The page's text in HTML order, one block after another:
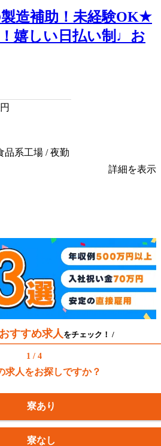
造補助！未経験OK★
嬉しい日払い制♩お
円
品系工場 / 夜勤
詳細を表示
おすすめ求人 をチェック！ /
1 / 4
求人をお探しですか？
寮あり
寮なし